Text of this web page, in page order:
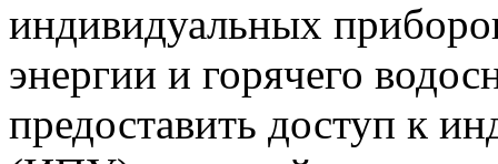
индивидуальных
энергии и горячего
предоставить доступ к